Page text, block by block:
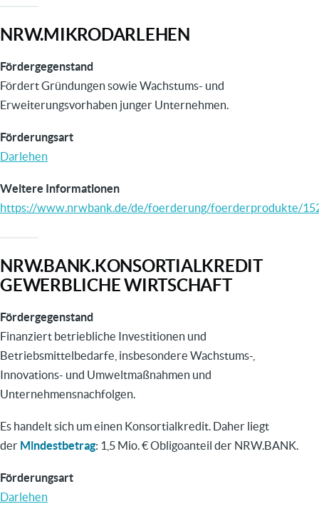
NRW.MIKRODARLEHEN
Fördergegenstand
Fördert Gründungen sowie Wachstums- und
Erweiterungsvorhaben junger Unternehmen.
Förderungsart
Darlehen
Weitere Informationen
https://www.nrwbank.de/de/foerderung/foerderprodukte/
NRW.BANK.KONSORTIALKREDIT
GEWERBLICHE WIRTSCHAFT
Fördergegenstand
Finanziert betriebliche Investitionen und
Betriebsmittelbedarfe, insbesondere Wachstums-,
Innovations- und Umweltmaßnahmen und
Unternehmensnachfolgen.
Es handelt sich um einen Konsortialkredit. Daher liegt
der Mindestbetrag: 1,5 Mio. € Obligoanteil der NRW.BANK.
Förderungsart
Darlehen